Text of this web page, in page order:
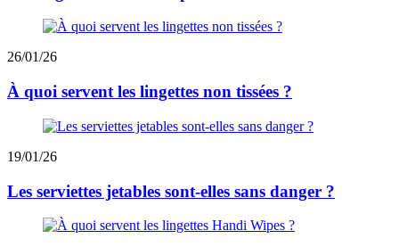
26/01/26
À quoi servent les lingettes non tissées ?
19/01/26
Les serviettes jetables sont-elles sans danger ?